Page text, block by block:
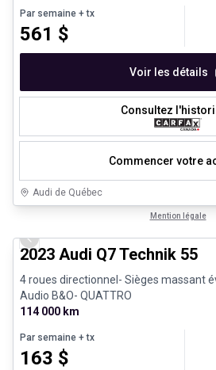
Par semaine + tx
561 $
Voir les détails
Consultez
Commencer votre
Audi de Québec
Mention légale
Previous slide
2023 Audi Q7 Technik 55
4 roues directionnel- Sièges massant
Audio B&O- QUATTRO
114 000 km
Par semaine + tx
163 $